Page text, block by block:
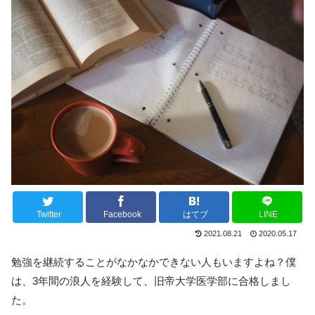
Twitter Facebook はてブ LINE
2021.08.21 2020.05.17
勉強を継続することがなかなかできない人もいますよね？僕
は、3年間の浪人を経験して、旧帝大学医学部に合格しまし
た。